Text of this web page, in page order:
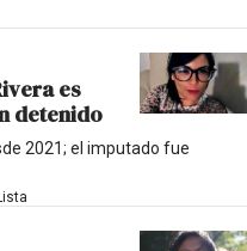
es
detenido
2021; el imputado fue